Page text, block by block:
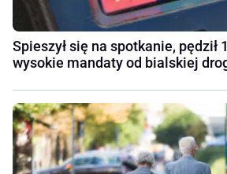
Spieszył się na spotkanie, pędził
wysokie mandaty od bialskiej